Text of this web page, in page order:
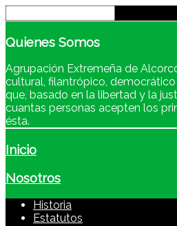
Quienes Somos
Agrupación Extremeña de
cultural, filantrópico,
que, basado en la libertad y la
cuantas personas acepten los
ésta.
Inicio
Nosotros
Historia
Estatutos